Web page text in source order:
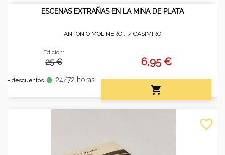
ESCENAS EXTRAÑAS EN LA MINA DE PLATA
ANTONIO MOLINERO... / CASIMIRO
Edición:
25 €
+ descuentos fiber_manual_record 24/72 horas
6,95 €

favorite_border